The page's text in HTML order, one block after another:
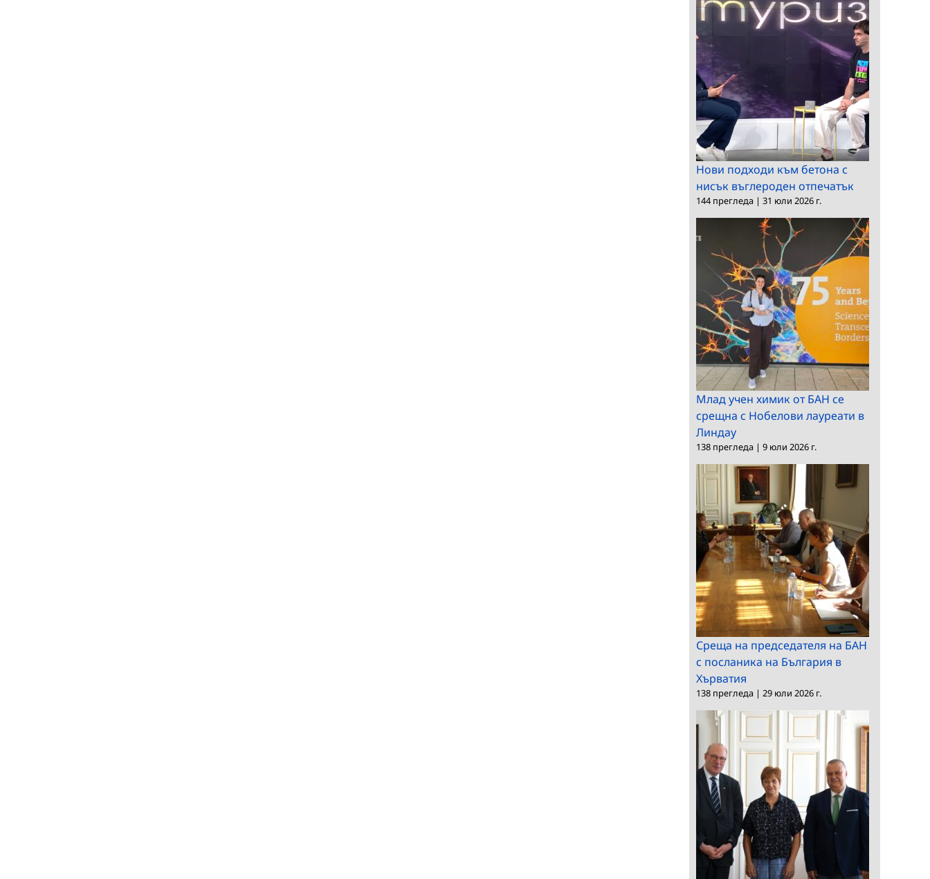
Нови подходи към бетона с
нисък въглероден отпечатък
144 прегледа | 31 юли 2026 г.
Млад учен химик от БАН се
срещна с Нобелови лауреати в
Линдау
138 прегледа | 9 юли 2026 г.
Среща на председателя на БАН
с посланика на България в
Хърватия
138 прегледа | 29 юли 2026 г.